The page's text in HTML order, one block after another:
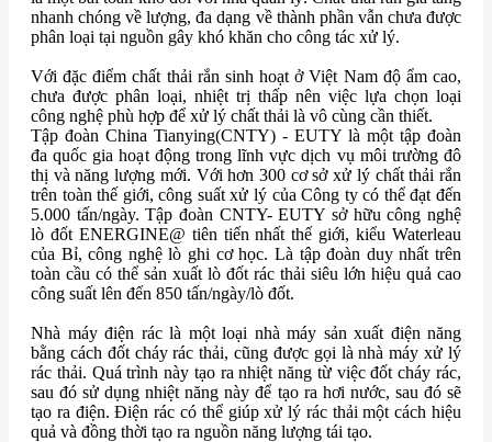
nhanh chóng về lượng, đa dạng về thành phần vẫn chưa được
phân loại tại nguồn gây khó khăn cho công tác xử lý.
Với đặc điểm chất thải rắn sinh hoạt ở Việt Nam độ ẩm cao,
chưa được phân loại, nhiệt trị thấp nên việc lựa chọn loại
công nghệ phù hợp để xử lý chất thải là vô cùng cần thiết.
Tập đoàn China Tianying(CNTY) - EUTY là một tập đoàn
đa quốc gia hoạt động trong lĩnh vực dịch vụ môi trường đô
thị và năng lượng mới. Với hơn 300 cơ sở xử lý chất thải rắn
trên toàn thế giới, công suất xử lý của Công ty có thể đạt đến
5.000 tấn/ngày. Tập đoàn CNTY- EUTY sở hữu công nghệ
lò đốt ENERGINE@ tiên tiến nhất thế giới, kiểu Waterleau
của Bỉ, công nghệ lò ghi cơ học. Là tập đoàn duy nhất trên
toàn cầu có thể sản xuất lò đốt rác thải siêu lớn hiệu quả cao
công suất lên đến 850 tấn/ngày/lò đốt.
Nhà máy điện rác là một loại nhà máy sản xuất điện năng
bằng cách đốt cháy rác thải, cũng được gọi là nhà máy xử lý
rác thải. Quá trình này tạo ra nhiệt năng từ việc đốt cháy rác,
sau đó sử dụng nhiệt năng này để tạo ra hơi nước, sau đó sẽ
tạo ra điện. Điện rác có thể giúp xử lý rác thải một cách hiệu
quả và đồng thời tạo ra nguồn năng lượng tái tạo.